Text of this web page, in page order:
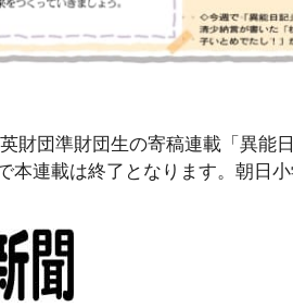
団準財団生の寄稿連載「異能日
連載は終了となります。朝日